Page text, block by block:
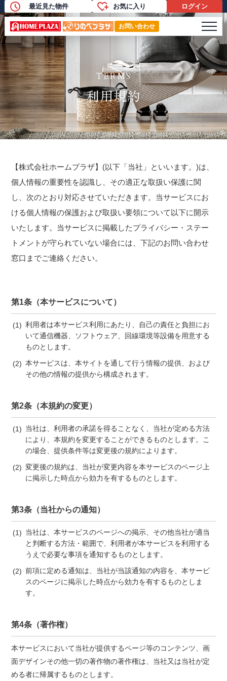
最近見た物件 お気に入り ログイン
お問い合わせ メニ
利用規約
TERMS
利用規約
【株式会社ホームプラザ】(以下「当社」といいます。)は、
個人情報の重要性を認識し、その適正な取扱い保護に関
し、次のとおり対応させていただきます。当サービスにお
ける個人情報の保護および取扱い要領について以下に開示
いたします。当サービスに掲載したプライバシー・ステー
トメントが守られていない場合には、下記のお問い合わせ
窓口までご連絡ください。
第1条（本サービスについて）
利用者は本サービス利用にあたり、自己の責任と負担にお
いて通信機器、ソフトウェア、回線環境等設備を用意する
ものとします。
本サービスは、本サイトを通して行う情報の提供、および
その他の情報の提供から構成されます。
第2条（本規約の変更）
当社は、利用者の承諾を得ることなく、当社が定める方法
により、本規約を変更することができるものとします。こ
の場合、提供条件等は変更後の規約によります。
変更後の規約は、当社が変更内容を本サービスのページ上
に掲示した時点から効力を有するものとします。
第3条（当社からの通知）
当社は、本サービスのページへの掲示、その他当社が適当
と判断する方法・範囲で、利用者が本サービスを利用する
うえで必要な事項を通知するものとします。
前項に定める通知は、当社が当該通知の内容を、本サービ
スのページに掲示した時点から効力を有するものとしま
す。
第4条（著作権）
本サービスにおいて当社が提供するページ等のコンテンツ、画
面デザインその他一切の著作物の著作権は、当社又は当社が定
める者に帰属するものとします。